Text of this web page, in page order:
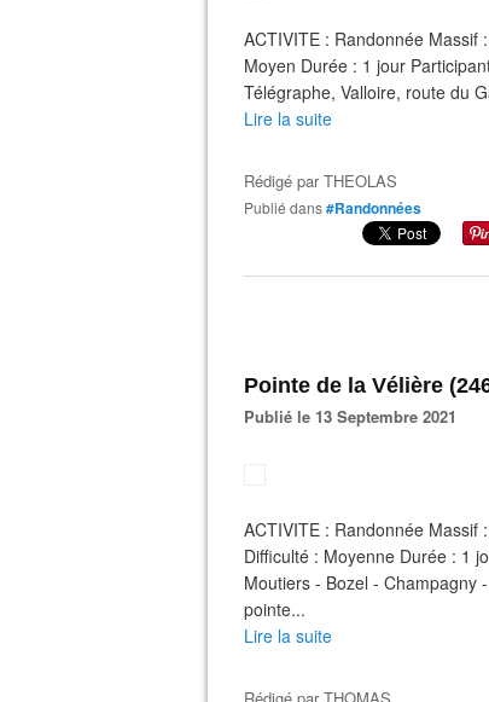
ACTIVITE : Randonnée Massif
Moyen Durée : 1 jour
Télégraphe, Valloire, route du
Lire la suite
Rédigé parTHEOLAS
Publié dans#Randonnées
Pointe de la Vélière
Publié le 13 Septembre 2021
ACTIVITE : Randonnée Massif
Difficulté : Moyenne Durée : 1
Moutiers - Bozel - Champagny
pointe...
Lire la suite